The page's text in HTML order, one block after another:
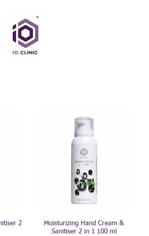
2
Moisturizing Hand Cream &
Sanitiser 2 in 1 100 ml